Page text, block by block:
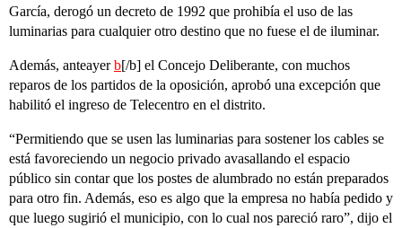
García, derogó un decreto de 1992 que prohibía el uso de las
luminarias para cualquier otro destino que no fuese el de iluminar.
Además, anteayerb[/b] el Concejo Deliberante, con muchos
reparos de los partidos de la oposición, aprobó una excepción que
habilitó el ingreso de Telecentro en el distrito.
“Permitiendo que se usen las luminarias para sostener los cables se
está favoreciendo un negocio privado avasallando el espacio
público sin contar que los postes de alumbrado no están preparados
para otro fin. Además, eso es algo que la empresa no había pedido y
que luego sugirió el municipio, con lo cual nos pareció raro”, dijo el